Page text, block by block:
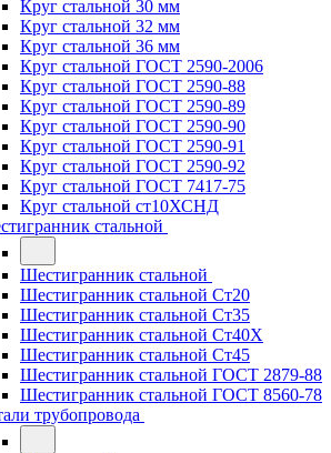
Круг стальной 30 мм
Круг стальной 32 мм
Круг стальной 36 мм
Круг стальной ГОСТ 2590-2006
Круг стальной ГОСТ 2590-88
Круг стальной ГОСТ 2590-89
Круг стальной ГОСТ 2590-90
Круг стальной ГОСТ 2590-91
Круг стальной ГОСТ 2590-92
Круг стальной ГОСТ 7417-75
Круг стальной ст10ХСНД
стальной
Шестигранник стальной
Шестигранник стальной Ст20
Шестигранник стальной Ст35
Шестигранник стальной Ст40Х
Шестигранник стальной Ст45
Шестигранник стальной ГОСТ 2879-88
Шестигранник стальной ГОСТ 8560-78
трубопровода